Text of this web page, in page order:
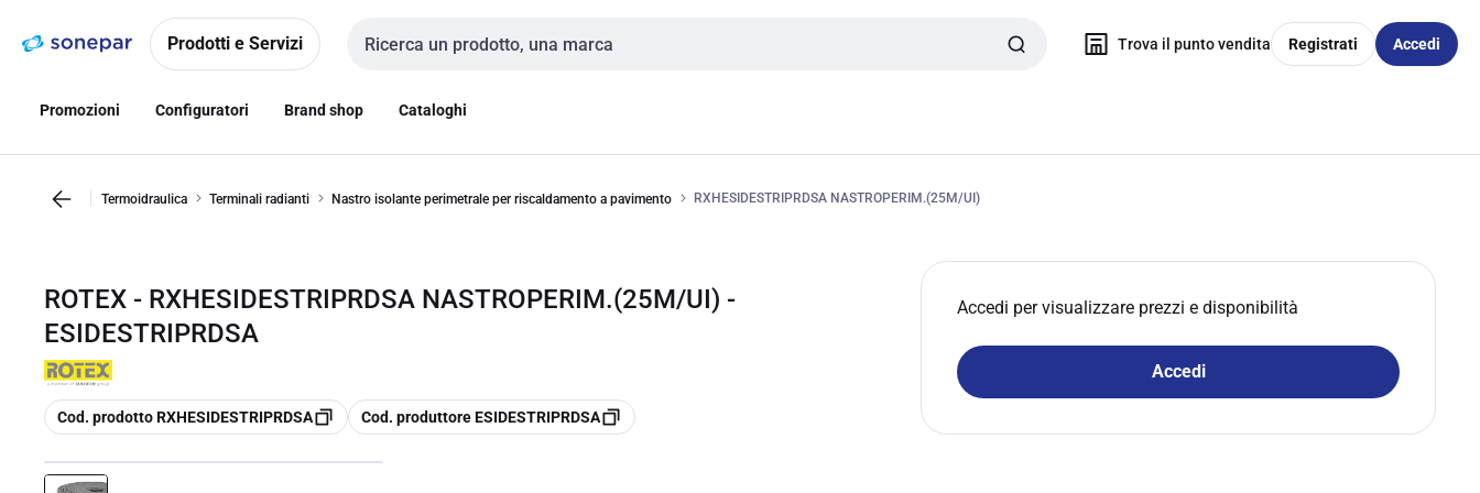
navigazionealla
Prodotti e Servizi
Cerca input
Trova il punto vendita Registrati Accedi
Promozioni Configuratori Brand shop Cataloghi
Termoidraulica Terminali radianti Nastro isolante perimetrale per riscaldamento a pavimento RXHESIDESTRIPRDSA NASTROPERIM.(25M/UI)
ROTEX - RXHESIDESTRIPRDSA NASTROPERIM.(25M/UI) -
ESIDESTRIPRDSA
copia
Cod. prodotto RXHESIDESTRIPRDSA copia
Cod. produttore ESIDESTRIPRDSA
Accedi per visualizzare prezzi e disponibilità
Accedi